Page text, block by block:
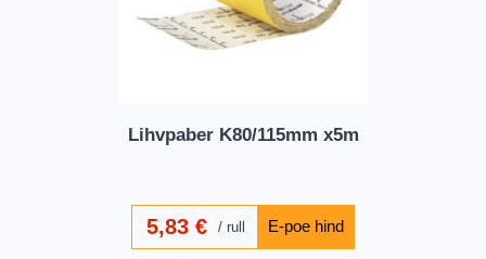
Lihvpaber K80/115mm x5m
5,83€ rull